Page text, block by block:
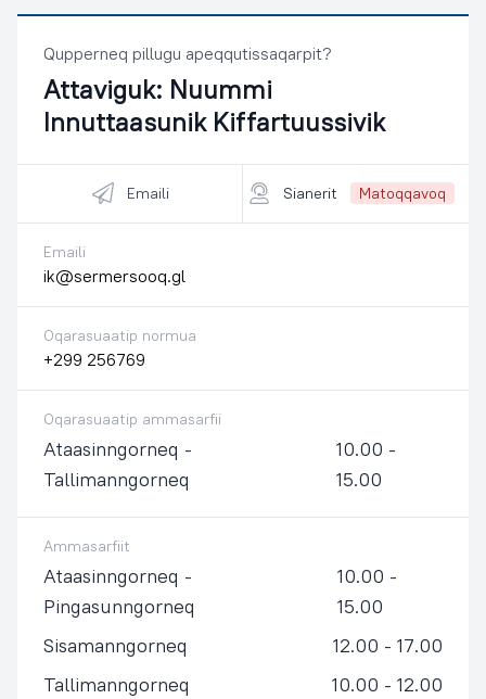
Qupperneq pillugu apeqqutissaqarpit?
Attaviguk: Nuummi
Innuttaasunik Kiffartuussivik
Emaili Sianerit Matoqqavoq
Emaili
ik@sermersooq.gl
Oqarasuaatip normua
+299 256769
Oqarasuaatip ammasarfii
Ataasinngorneq -
Tallimanngorneq
10.00 -
15.00
Ammasarfiit
Ataasinngorneq -
Pingasunngorneq
10.00 -
15.00
Sisamanngorneq
12.00 - 17.00
Tallimanngorneq
10.00 - 12.00